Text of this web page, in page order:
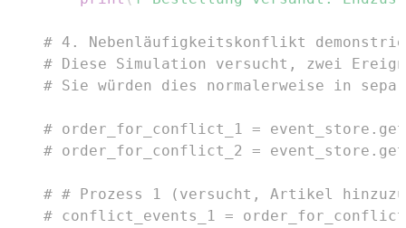
# 4. Nebenläufigkeitskonflikt
# Diese Simulation versucht, zwei
# Sie würden dies normalerweise in
# order_for_conflict_1 =
# order_for_conflict_2 =
# # Prozess 1 (versucht, Artikel
# conflict_events_1 =